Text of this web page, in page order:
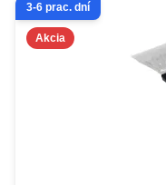
Akcia
3-6 prac. dní